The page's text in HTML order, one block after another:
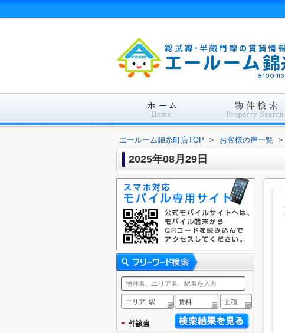
エールーム錦糸町店TOP > お客様の声一覧 >
2025年08月29日
エリア| 駅 賃料 面積
- 件該当